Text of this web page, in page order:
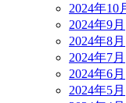
2024年10
2024年9月
2024年8月
2024年7月
2024年6月
2024年5月